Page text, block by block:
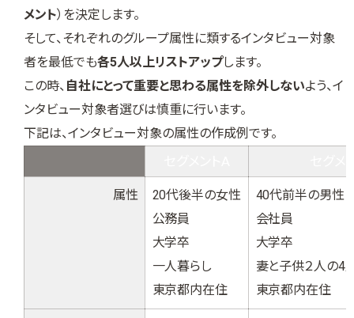
メント）を決定します。
そして、それぞれのグループ属性に類するインタビュー対象
者を最低でも各5人以上リストアップします。
この時、 自社にとって重要と思わる属性を除外しないよう、イ
ンタビュー対象者選びは慎重に行います。
下記は、インタビュー対象の属性の作成例です。
属性
20代後半の女性
公務員
大学卒
一人暮らし
東京都内在住
40代前半の男性
会社員
大学卒
妻と子供２人の4
東京都内在住